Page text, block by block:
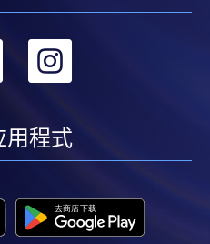
转
linkedin
转
用程式